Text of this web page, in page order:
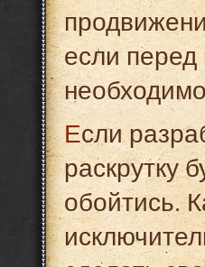
если
Если разработкой ресурса занимались одни, а
раскрутку
обойтись.